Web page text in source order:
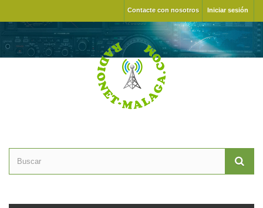
Iniciar sesión
Contacte con nosotros